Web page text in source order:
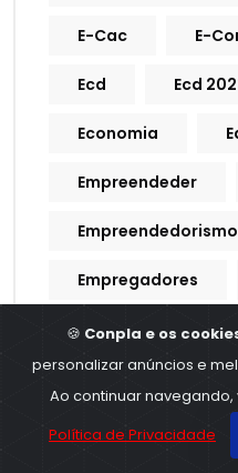
E-Cac E-
Ecd Ecd
Economia
Empreendeder
Empreendedorismo
Empregadores
Empregos
Escala De Trabalho
🍪 Conpla e os
personalizar anúncios e
Ao continuar
Política de Privacidade